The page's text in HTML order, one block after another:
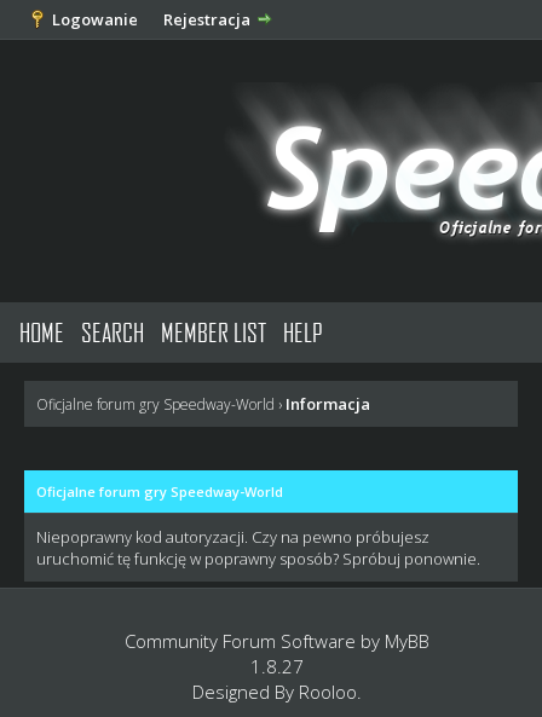
Logowanie Rejestracja
HOME SEARCH MEMBER LIST HELP
Oficjalne forum gry Speedway-World › Informacja
Oficjalne forum gry Speedway-World
Niepoprawny kod autoryzacji. Czy na pewno próbujesz
uruchomić tę funkcję w poprawny sposób? Spróbuj ponownie.
Community Forum Software by MyBB
1.8.27
Designed By Rooloo.